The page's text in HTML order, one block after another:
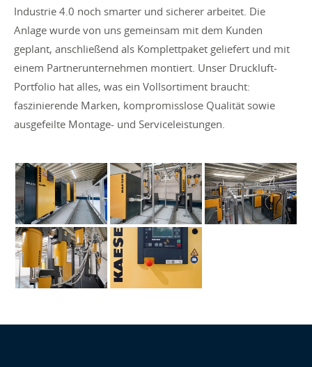
Industrie 4.0 noch smarter und sicherer arbeitet. Die
Anlage wurde von uns gemeinsam mit dem Kunden
geplant, anschließend als Komplettpaket geliefert und mit
einem Partnerunternehmen montiert. Unser Druckluft-
Portfolio hat alles, was ein Vollsortiment braucht:
faszinierende Marken, kompromisslose Qualität sowie
ausgefeilte Montage- und Serviceleistungen.